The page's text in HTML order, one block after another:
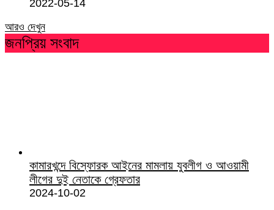
2022-05-14
আরও দেখুন
জনপ্রিয় সংবাদ
কামারখন্দে বিস্ফোরক আইনের মামলায় যুবলীগ ও আওয়ামী
লীগের দুই নেতাকে গ্রেফতার
2024-10-02